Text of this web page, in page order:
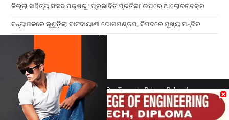
ଜିଲ୍ଲା ସାହିତ୍ୟ ସଂସଦ ପକ୍ଷରୁ “ପ୍ରଭାବିତ ପ୍ରତିଭା”ଉପରେ ଆଲୋଚନାଚକ୍ର
ବନ୍ୟାଜଳରେ ଭୁଶୁଡ଼ିଲା ବାଟବାୟାଣୀ ଭୋଗମଣ୍ଡପ, ବିପଦରେ ମୁଖ୍ୟ ମନ୍ଦିର
Home Contact us Our Team
Privacy Policy
Terms & Conditions
Copyright 2026 - ATV Angul All Rights Reserved
×